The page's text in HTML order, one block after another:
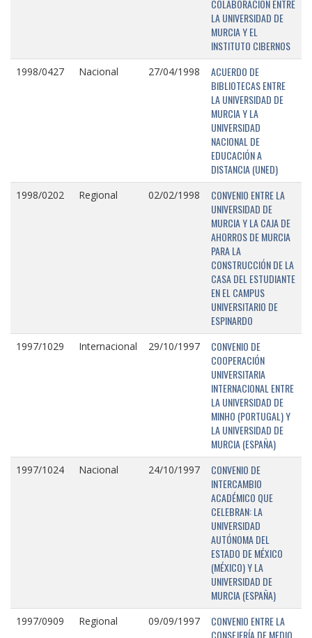
COLABORACIÓN ENTRE
LA UNIVERSIDAD DE
MURCIA Y EL
INSTITUTO CIBERNOS
1998/0427 Nacional 27/04/1998
ACUERDO DE
BIBLIOTECAS ENTRE
LA UNIVERSIDAD DE
MURCIA Y LA
UNIVERSIDAD
NACIONAL DE
EDUCACIÓN A
DISTANCIA (UNED)
1998/0202 Regional 02/02/1998
CONVENIO ENTRE LA
UNIVERSIDAD DE
MURCIA Y LA CAJA DE
AHORROS DE MURCIA
PARA LA
CONSTRUCCIÓN DE LA
CASA DEL ESTUDIANTE
EN EL CAMPUS
UNIVERSITARIO DE
ESPINARDO
1997/1029 Internacional 29/10/1997
CONVENIO DE
COOPERACIÓN
UNIVERSITARIA
INTERNACIONAL ENTRE
LA UNIVERSIDAD DE
MINHO (PORTUGAL) Y
LA UNIVERSIDAD DE
MURCIA (ESPAÑA)
1997/1024 Nacional 24/10/1997
CONVENIO DE
INTERCAMBIO
ACADÉMICO QUE
CELEBRAN: LA
UNIVERSIDAD
AUTÓNOMA DEL
ESTADO DE MÉXICO
(MÉXICO) Y LA
UNIVERSIDAD DE
MURCIA (ESPAÑA)
1997/0909 Regional 09/09/1997
CONVENIO ENTRE LA
CONSEJERÍA DE MEDIO